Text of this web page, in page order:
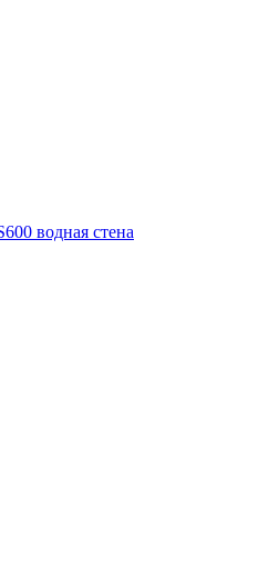
водная стена